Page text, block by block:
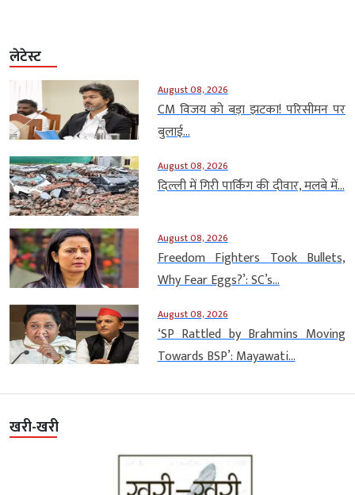
लेटेस्ट
August 08, 2026
CM विजय को बड़ा झटका! परिसीमन पर
बुलाई...
August 08, 2026
दिल्ली में गिरी पार्किंग की दीवार, मलबे में...
August 08, 2026
Freedom Fighters Took Bullets,
Why Fear Eggs?’: SC’s...
August 08, 2026
‘SP Rattled by Brahmins Moving
Towards BSP’: Mayawati...
खरी-खरी